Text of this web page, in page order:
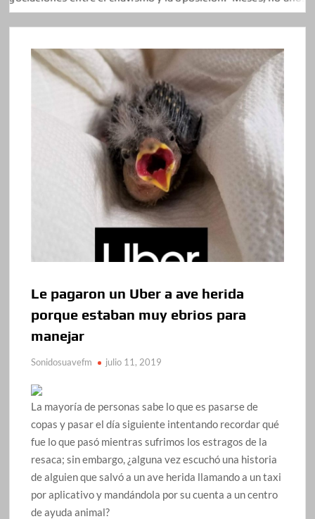
Le pagaron un Uber a ave herida
porque estaban muy ebrios para
manejar
Sonidosuavefm julio 11, 2019
La mayoría de personas sabe lo que es pasarse de
copas y pasar el día siguiente intentando recordar qué
fue lo que pasó mientras sufrimos los estragos de la
resaca; sin embargo, ¿alguna vez escuchó una historia
de alguien que salvó a un ave herida llamando a un taxi
por aplicativo y mandándola por su cuenta a un centro
de ayuda animal?